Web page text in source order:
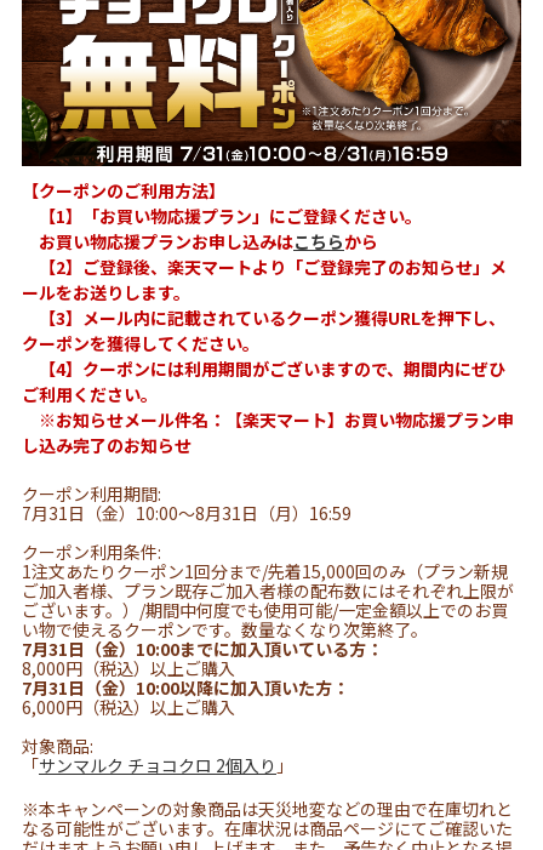
【クーポンのご利用方法】
【1】「お買い物応援プラン」にご登録ください。
お買い物応援プランお申し込みはこちらから
【2】ご登録後、楽天マートより「ご登録完了のお知らせ」メ
ールをお送りします。
【3】メール内に記載されているクーポン獲得URLを押下し、
クーポンを獲得してください。
【4】クーポンには利用期間がございますので、期間内にぜひ
ご利用ください。
※お知らせメール件名：【楽天マート】お買い物応援プラン申
し込み完了のお知らせ
クーポン利用期間:
7月31日（金）10:00～8月31日（月）16:59
クーポン利用条件:
1注文あたりクーポン1回分まで/先着15,000回のみ（プラン新規
ご加入者様、プラン既存ご加入者様の配布数にはそれぞれ上限が
ございます。）/期間中何度でも使用可能/一定金額以上でのお買
い物で使えるクーポンです。数量なくなり次第終了。
7月31日（金）10:00までに加入頂いている方：
8,000円（税込）以上ご購入
7月31日（金）10:00以降に加入頂いた方：
6,000円（税込）以上ご購入
対象商品:
「サンマルク チョコクロ 2個入り 」
※本キャンペーンの対象商品は天災地変などの理由で在庫切れと
なる可能性がございます。在庫状況は商品ページにてご確認いた